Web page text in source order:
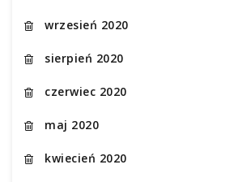
wrzesień 2020
sierpień 2020
czerwiec 2020
maj 2020
kwiecień 2020